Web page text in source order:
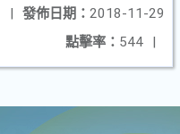
發佈日期： 2018-11-29
|
點擊率： 544 |